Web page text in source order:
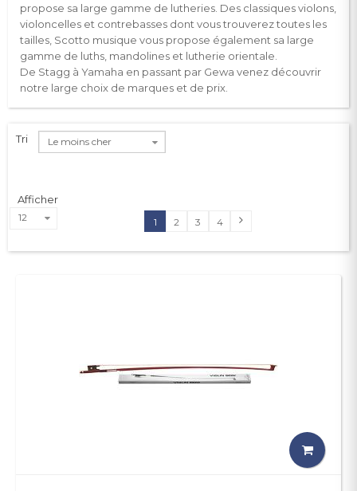
propose sa large gamme de lutheries. Des classiques violons,
violoncelles et contrebasses dont vous trouverez toutes les
tailles, Scotto musique vous propose également sa large
gamme de luths, mandolines et lutherie orientale.
De Stagg à Yamaha en passant par Gewa venez découvrir
notre large choix de marques et de prix.
1 2 3 4
Tri Le moins cher
Afficher
12